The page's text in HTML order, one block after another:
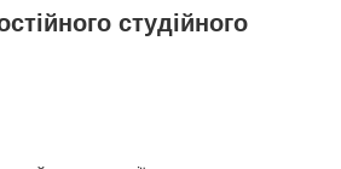
студійного